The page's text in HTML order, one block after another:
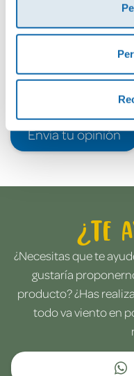
Envía tu opinión
¿Te
¿Necesitas que te
gustaría
producto? ¿Has
todo va viento en